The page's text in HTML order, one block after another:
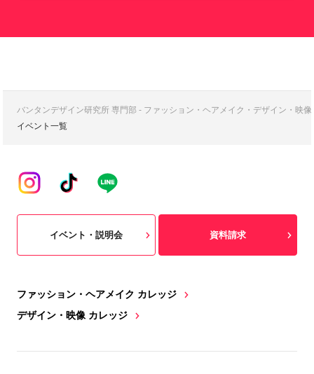
バンタンデザイン研究所 専門部 - ファッション・ヘアメイク・デザイン・映
イベント一覧
ファッション・ヘアメイク カレッジ
デザイン・映像 カレッジ
イベント・説明会 資料請求